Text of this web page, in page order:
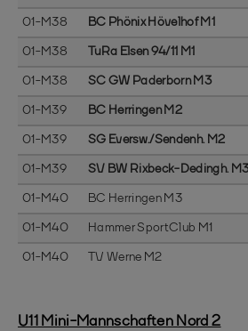
01-M38 BC Phönix Hövelhof M1
01-M38 TuRa Elsen 94/11 M1
01-M38 SC GW Paderborn M3
01-M39 BC Herringen M2
01-M39 SG Eversw./Sendenh. M2
01-M39 SV BW Rixbeck-Dedingh.
01-M40 BC Herringen M3
01-M40 Hammer SportClub M1
01-M40 TV Werne M2
U11 Mini-Mannschaften Nord 2